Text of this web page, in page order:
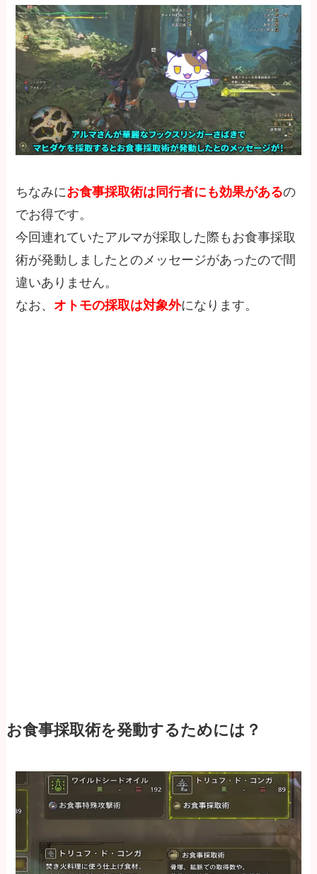
ちなみにお食事採取術は同行者にも効果があるの
でお得です。
今回連れていたアルマが採取した際もお食事採取
術が発動しましたとのメッセージがあったので間
違いありません。
なお、 オトモの採取は対象外になります。
お食事採取術を発動するためには？